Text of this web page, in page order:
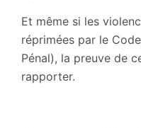
Et même si les
réprimées par le
Pénal), la preuve de
rapporter.